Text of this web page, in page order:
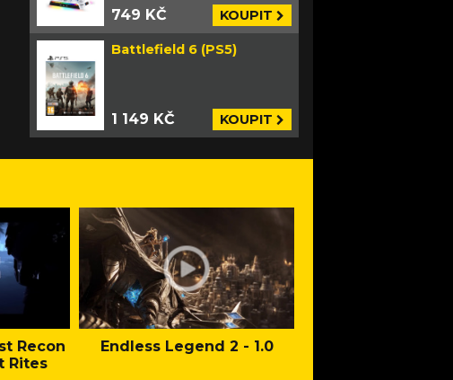
749 KČ KOUPIT
Battlefield 6 (PS5)
1 149 KČ KOUPIT
Recon
Rites
Endless Legend 2 - 1.0